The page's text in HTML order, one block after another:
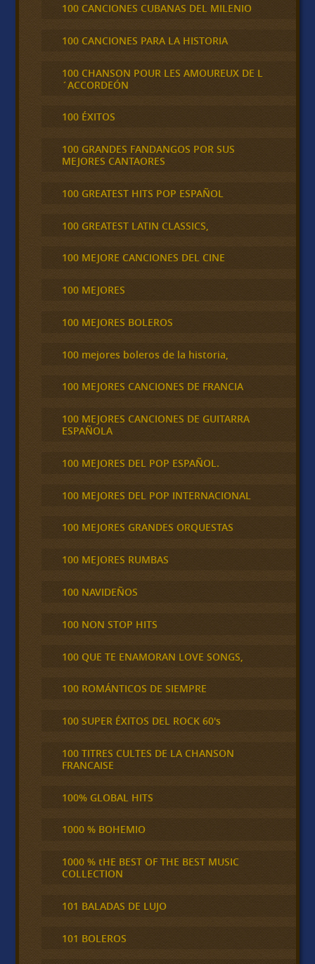
100 CANCIONES CUBANAS DEL MILENIO
100 CANCIONES PARA LA HISTORIA
100 CHANSON POUR LES AMOUREUX DE L
´ACCORDEÓN
100 ÉXITOS
100 GRANDES FANDANGOS POR SUS
MEJORES CANTAORES
100 GREATEST HITS POP ESPAÑOL
100 GREATEST LATIN CLASSICS,
100 MEJORE CANCIONES DEL CINE
100 MEJORES
100 MEJORES BOLEROS
100 mejores boleros de la historia,
100 MEJORES CANCIONES DE FRANCIA
100 MEJORES CANCIONES DE GUITARRA
ESPAÑOLA
100 MEJORES DEL POP ESPAÑOL.
100 MEJORES DEL POP INTERNACIONAL
100 MEJORES GRANDES ORQUESTAS
100 MEJORES RUMBAS
100 NAVIDEÑOS
100 NON STOP HITS
100 QUE TE ENAMORAN LOVE SONGS,
100 ROMÁNTICOS DE SIEMPRE
100 SUPER ÉXITOS DEL ROCK 60's
100 TITRES CULTES DE LA CHANSON
FRANCAISE
100% GLOBAL HITS
1000 % BOHEMIO
1000 % tHE BEST OF THE BEST MUSIC
COLLECTION
101 BALADAS DE LUJO
101 BOLEROS